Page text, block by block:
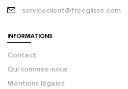
serviceclient@freeglisse.com
INFORMATIONS
Contact
Qui sommes-nous
Mentions légales